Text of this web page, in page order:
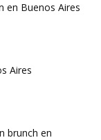
en Buenos Aires
Aires
brunch en